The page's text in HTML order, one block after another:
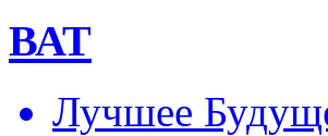
ВАТ
Лучшее